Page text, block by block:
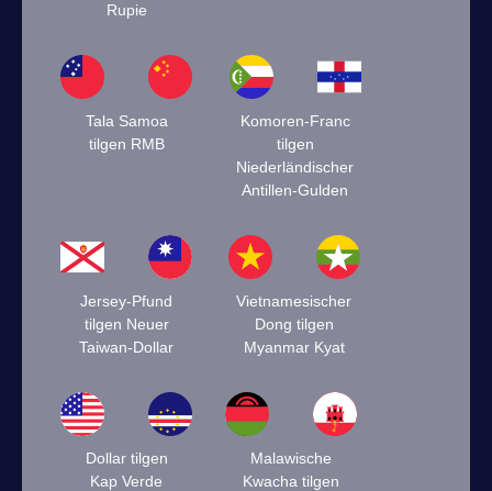
Rupie
Tala Samoa
tilgen RMB
Komoren-Franc
tilgen
Niederländischer
Antillen-Gulden
Jersey-Pfund
tilgen Neuer
Taiwan-Dollar
Vietnamesischer
Dong tilgen
Myanmar Kyat
Dollar tilgen
Kap Verde
Malawische
Kwacha tilgen